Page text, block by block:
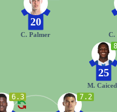
6.3 7.2
25
M.
20
C. Palmer C.